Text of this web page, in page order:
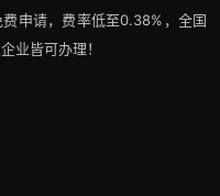
申请，费率低至0.38%，全国
业皆可办理！